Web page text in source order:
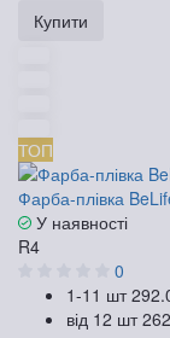
Купити
ТОП
Фарба-плівка
У наявності
R4
0
1-11 шт
від 12 шт